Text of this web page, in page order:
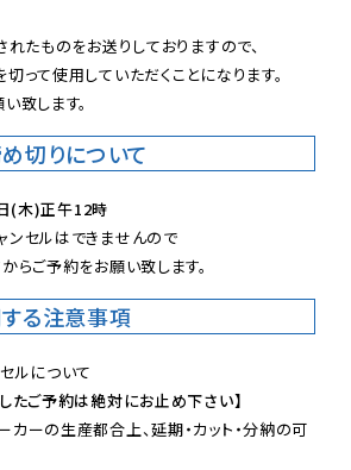
たものをお送りしておりますので、
って使用していただくことになります。
致します。
切りについて
(木)正午12時
ンセルはできませんので
らご予約をお願い致します。
る注意事項
たご予約は絶対にお止め下さい】
ーの生産都合上、延期・カット・分納の可